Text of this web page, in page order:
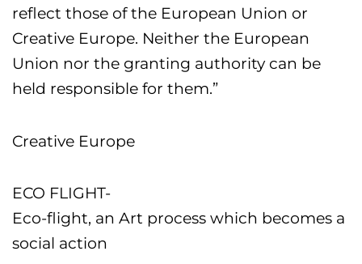
reflect those of the European Union or
Creative Europe. Neither the European
Union nor the granting authority can be
held responsible for them.”
Creative Europe
ECO FLIGHT-
Eco-flight, an Art process which becomes a
social action